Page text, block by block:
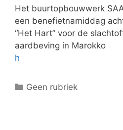
Het buurtopbouwwerk
een benefietnamiddag
“Het Hart” voor de
aardbeving in Marokko
h
C
Geen rubriek